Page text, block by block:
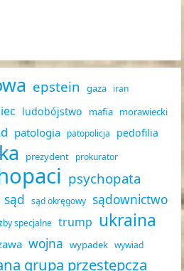
epstein gaza iran
ludobójstwo mafia morawiecki
patologia patopolicja pedofilia
prezydent prokurator
psychopata
sąd sąd okręgowy sądownictwo
specjalne trump ukraina
wojna wypadek wywiad
grupa przestępcza